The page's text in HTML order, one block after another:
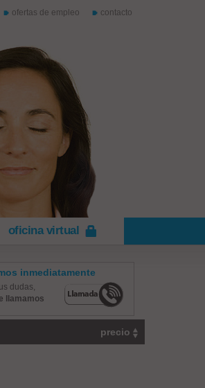
ofertas de empleo contacto
oficina virtual
inmediatamente
dudas,
llamamos
precio